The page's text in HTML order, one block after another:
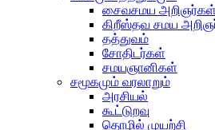
சைவசமய அறிஞர்கள்
கிறீஸ்தவ சமய
தத்துவம்
சோதிடர்கள்
சமயஞானிகள்
சமூகமும் வரலாறும்
அரசியல்
கூட்டுறவு
தொழில் முயற்சி